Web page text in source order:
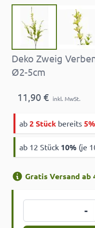
Deko Zweig
Ø2-5cm
11,90 € inkl. MwSt.
ab 2 Stück bereits 5%
ab 12 Stück 10% (je
Gratis Versand ab
-